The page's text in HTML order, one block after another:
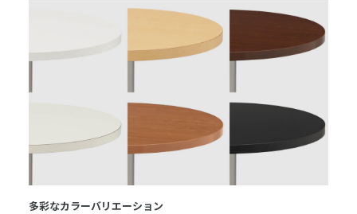
多彩なカラーバリエーション